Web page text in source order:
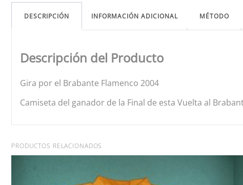
DESCRIPCIÓN INFORMACIÓN ADICIONAL MÉTODO
Descripción del Producto
Gira por el Brabante Flamenco 2004
Camiseta del ganador de la Final de esta Vuelta al
PRODUCTOS RELACIONADOS